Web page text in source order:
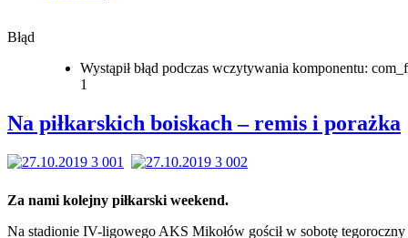
Błąd
Wystąpił błąd podczas wczytywania komponentu:
1
Na piłkarskich boiskach – remis i porażka
Za nami kolejny piłkarski weekend.
Na stadionie IV-ligowego AKS Mikołów gościł w sobotę tegoroczny